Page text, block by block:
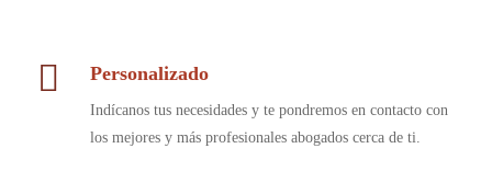
Personalizado
Indícanos tus necesidades y te pondremos en contacto con
los mejores y más profesionales abogados cerca de ti.